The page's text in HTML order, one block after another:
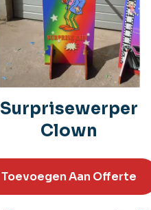
Surprisewerper
Clown
Toevoegen Aan Offerte